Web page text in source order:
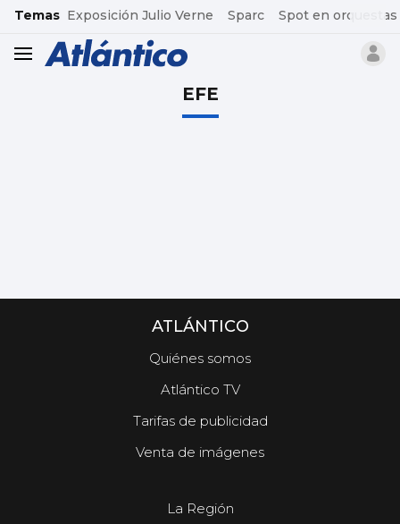
common.go-to-content
Temas Exposición Julio Verne Sparc Spot en orquestas
header.menu.open
EFE
ATLÁNTICO
Quiénes somos
Atlántico TV
Tarifas de publicidad
Venta de imágenes
La Región